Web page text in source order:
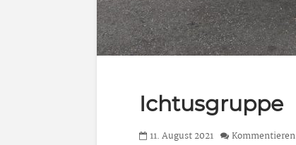
Ichtusgruppe
11. August 2021 Kommentieren